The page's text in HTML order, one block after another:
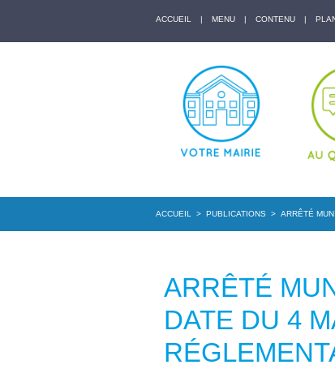
ACCUEIL | MENU | CONTENU |
ACCUEIL > PUBLICATIONS > ARRÊTÉ
ARRÊTÉ
DATE DU 4